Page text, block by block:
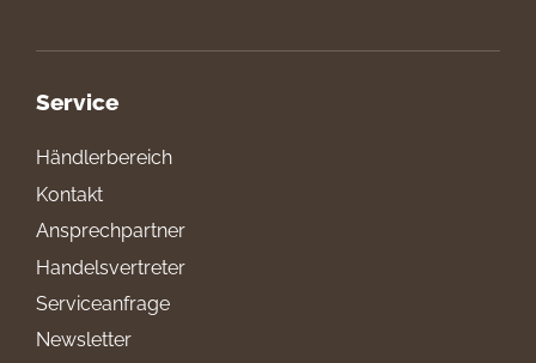
Service
Händlerbereich
Kontakt
Ansprechpartner
Handelsvertreter
Serviceanfrage
Newsletter